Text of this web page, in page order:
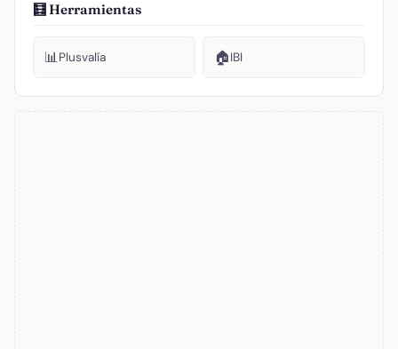
🧮 Herramientas
📊Plusvalía 🏠IBI